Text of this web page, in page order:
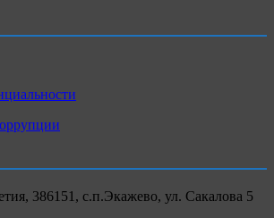
386151, с.п.Экажево, ул. Сакалова 5